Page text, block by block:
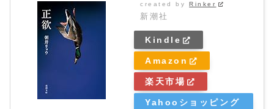
created by Rinker
新潮社
Kindle
Amazon
楽天市場
Yahooショッピング